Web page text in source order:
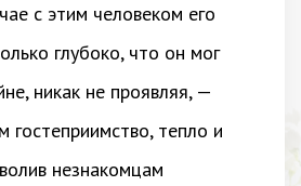
с этим человеком его
глубоко, что он мог
никак не проявляя, —
гостеприимство, тепло и
незнакомцам